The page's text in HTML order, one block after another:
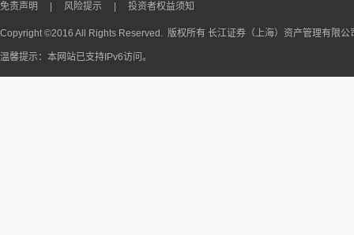
免责声明 风险提示 投资者权益须知
Copyright ©2016 All Rights Reserved. 版权所有 长江证券（上海）资产管理有限
温馨提示：本网站已支持IPv6访问。